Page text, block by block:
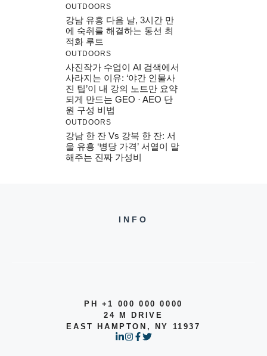
OUTDOORS
강남 유흥 다음 날, 3시간 만
에 숙취를 해결하는 동선 최
적화 루트
OUTDOORS
사진작가 수업이 AI 검색에서
사라지는 이유: ‘야간 인물사
진 팁’이 내 강의 노트만 요약
되게 만드는 GEO · AEO 단
원 구성 비법
OUTDOORS
강남 한 잔 Vs 강북 한 잔: 서
울 유흥 ‘병당 가격’ 서열이 말
해주는 진짜 가성비
INFO
PH +1 000 000 0000
24 M DRIVE
EAST HAMPTON, NY 11937